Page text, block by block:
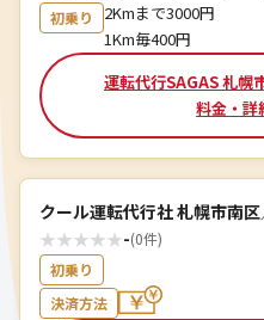
初乗り
2Kmまで3000円
1Km毎400円
運転代行SAGAS 札幌
料金・詳
クール運転代行社 札幌市南
★★★★★-(0件)
初乗り
決済方法